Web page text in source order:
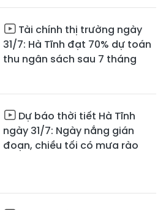
Tài chính thị trường ngày
31/7: Hà Tĩnh đạt 70% dự toán
thu ngân sách sau 7 tháng
Dự báo thời tiết Hà Tĩnh
ngày 31/7: Ngày nắng gián
đoạn, chiều tối có mưa rào